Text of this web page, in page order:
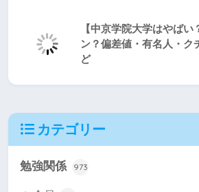
【中京学院大学はやばい
ン？偏差値・有名人・ク
ど
カテゴリー
勉強関係 973